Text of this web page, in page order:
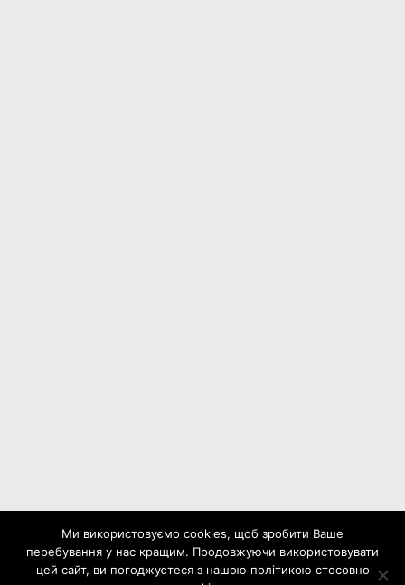
Ми використовуємо cookies, щоб зробити Ваше
перебування у нас кращим. Продовжуючи використовувати
цей сайт, ви погоджуєтеся з нашою політикою стосовно